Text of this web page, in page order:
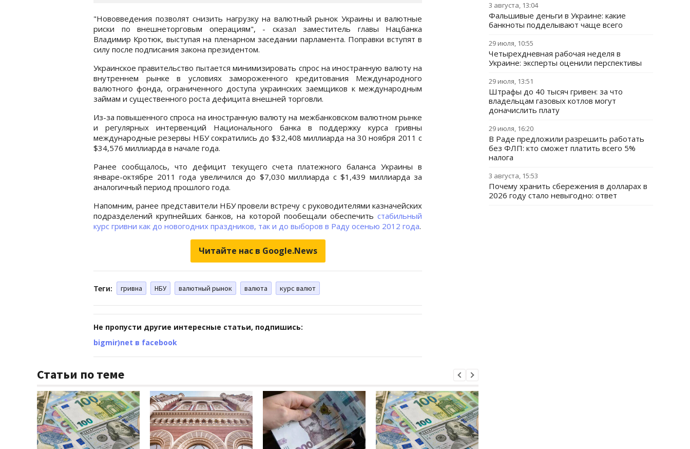
"Нововведения позволят снизить нагрузку на валютный рынок Украины и валютные
риски по внешнеторговым операциям", - сказал заместитель главы Нацбанка
Владимир Кротюк, выступая на пленарном заседании парламента. Поправки вступят в
силу после подписания закона президентом.
Украинское правительство пытается минимизировать спрос на иностранную валюту на
внутреннем рынке в условиях замороженного кредитования Международного
валютного фонда, ограниченного доступа украинских заемщиков к международным
займам и существенного роста дефицита внешней торговли.
Из-за повышенного спроса на иностранную валюту на межбанковском валютном рынке
и регулярных интервенций Национального банка в поддержку курса гривны
международные резервы НБУ сократились до $32,408 миллиарда на 30 ноября 2011 с
$34,576 миллиарда в начале года.
Ранее сообщалось, что дефицит текущего счета платежного баланса Украины в
январе-октябре 2011 года увеличился до $7,030 миллиарда с $1,439 миллиарда за
аналогичный период прошлого года.
Напомним, ранее представители НБУ провели встречу с руководителями казначейских
подразделений крупнейших банков, на которой пообещали обеспечить стабильный
курс гривни как до новогодних праздников, так и до выборов в Раду осенью 2012 года.
Читайте нас в Google.News
Теги: гривна НБУ валютный рынок валюта курс валют
Не пропусти другие интересные статьи, подпишись:
bigmir)net в facebook
Статьи по теме
3 августа, 13:04
Фальшивые деньги в Украине: какие
банкноты подделывают чаще всего
29 июля, 10:55
Четырехдневная рабочая неделя в
Украине: эксперты оценили перспективы
29 июля, 13:51
Штрафы до 40 тысяч гривен: за что
владельцам газовых котлов могут
доначислить плату
29 июля, 16:20
В Раде предложили разрешить работать
без ФЛП: кто сможет платить всего 5%
налога
3 августа, 15:53
Почему хранить сбережения в долларах в
2026 году стало невыгодно: ответ